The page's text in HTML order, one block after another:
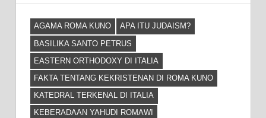
AGAMA ROMA KUNO
APA ITU JUDAISM?
BASILIKA SANTO PETRUS
EASTERN ORTHODOXY DI ITALIA
FAKTA TENTANG KEKRISTENAN DI ROMA KUNO
KATEDRAL TERKENAL DI ITALIA
KEBERADAAN YAHUDI ROMAWI